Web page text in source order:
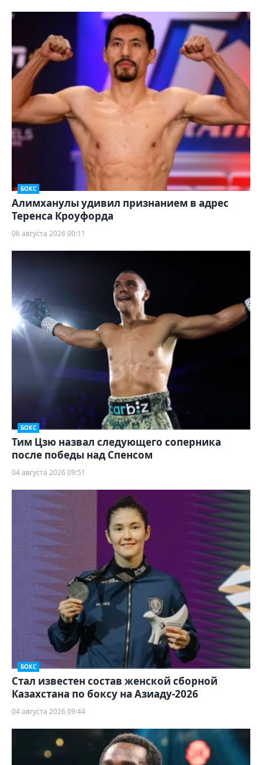
БОКС
Алимханулы удивил признанием в адрес
Теренса Кроуфорда
06 августа 2026 00:11
БОКС
Тим Цзю назвал следующего соперника
после победы над Спенсом
04 августа 2026 09:51
БОКС
Стал известен состав женской сборной
Казахстана по боксу на Азиаду-2026
04 августа 2026 09:44